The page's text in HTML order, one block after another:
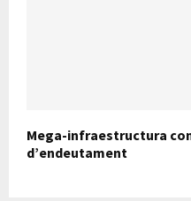
Mega-infraestructura
d’endeutament